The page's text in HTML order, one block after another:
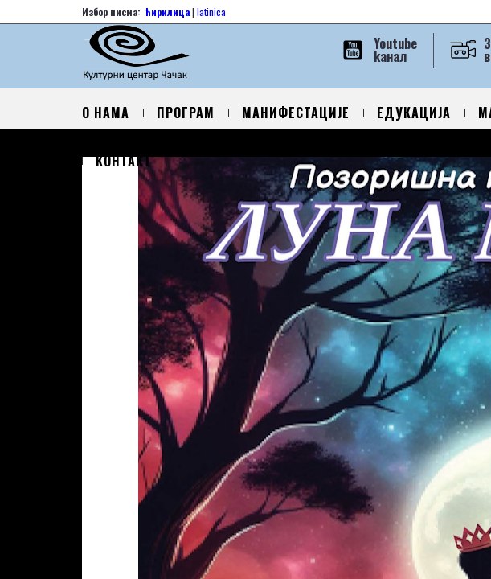
Избор писма: ћирилица| latinica
Youtube
kанал
О НАМА ПРОГРАМ МАНИФЕСТАЦИЈЕ ЕДУКАЦИЈА
КОНТАКТ